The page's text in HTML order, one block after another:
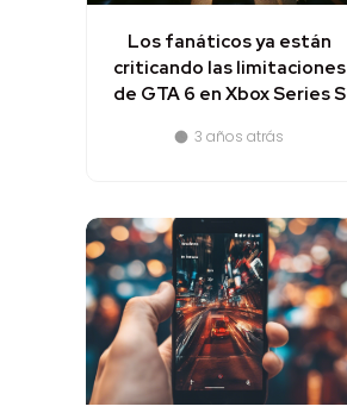
Los fanáticos ya están
criticando las limitaciones
de GTA 6 en Xbox Series S
3 años atrás